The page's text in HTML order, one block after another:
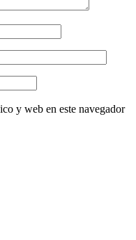
y web en este navegador